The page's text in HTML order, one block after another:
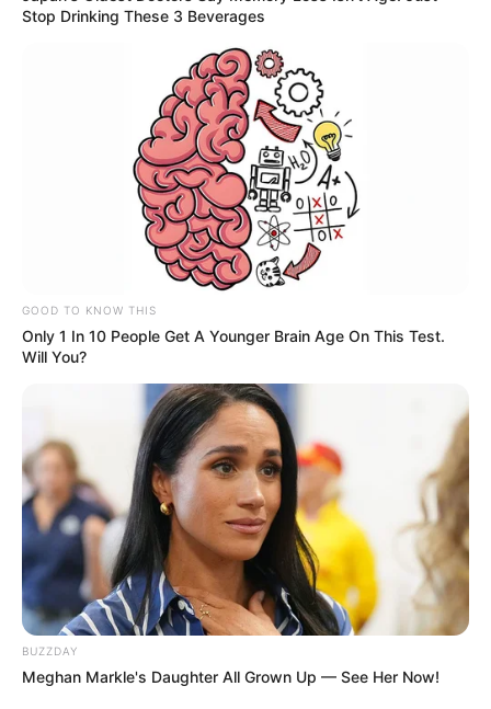
Stop Drinking These 3 Beverages
GOOD TO KNOW THIS
Only 1 In 10 People Get A Younger Brain Age On This Test.
Will You?
BUZZDAY
Meghan Markle's Daughter All Grown Up — See Her Now!